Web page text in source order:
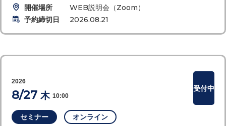
開催場所
WEB説明会（Zoom）
予約締切日
2026.08.21
セミナー オンライン
2026
8/27 木 10:00
受付中